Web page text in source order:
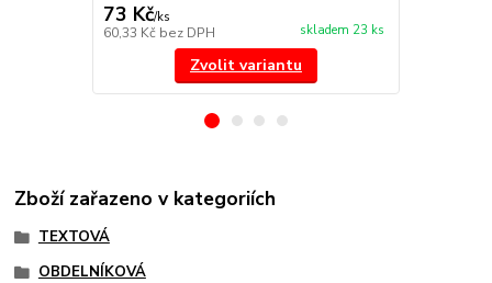
73 Kč/ks
60,33 Kč bez DPH skladem 23 ks
Zvolit variantu
Zboží zařazeno v kategoriích
TEXTOVÁ
OBDELNÍKOVÁ